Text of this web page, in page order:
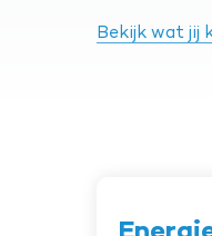
Bekijk wat jij